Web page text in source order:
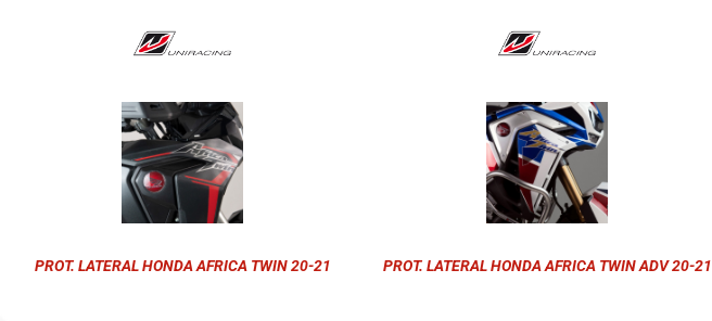
PROT. LATERAL HONDA AFRICA TWIN 20-21 PROT. LATERAL HONDA AFRICA TWIN ADV 20-21